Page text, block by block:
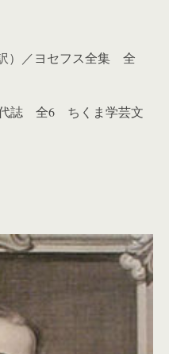
）／ヨセフス全集 全
代誌 全6 ちくま学芸文